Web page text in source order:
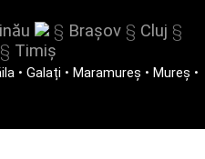
§ Brașov § Cluj §
§ Timiș
• Galați • Maramureș • Mureș •